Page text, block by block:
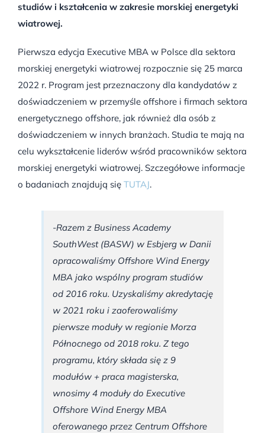
studiów i kształcenia w zakresie morskiej energetyki
wiatrowej.
Pierwsza edycja Executive MBA w Polsce dla sektora
morskiej energetyki wiatrowej rozpocznie się 25 marca
2022 r. Program jest przeznaczony dla kandydatów z
doświadczeniem w przemyśle offshore i firmach sektora
energetycznego offshore, jak również dla osób z
doświadczeniem w innych branżach. Studia te mają na
celu wykształcenie liderów wśród pracowników sektora
morskiej energetyki wiatrowej. Szczegółowe informacje
o badaniach znajdują się TUTAJ.
-Razem z Business Academy
SouthWest (BASW) w Esbjerg w Danii
opracowaliśmy Offshore Wind Energy
MBA jako wspólny program studiów
od 2016 roku. Uzyskaliśmy akredytację
w 2021 roku i zaoferowaliśmy
pierwsze moduły w regionie Morza
Północnego od 2018 roku. Z tego
programu, który składa się z 9
modułów + praca magisterska,
wnosimy 4 moduły do Executive
Offshore Wind Energy MBA
oferowanego przez Centrum Offshore